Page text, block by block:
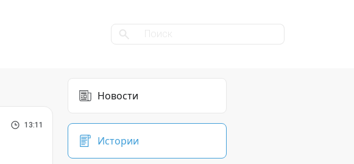
13:11
Новости
Истории